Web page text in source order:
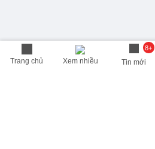
Trang chủ Xem nhiều
8+
Tin mới